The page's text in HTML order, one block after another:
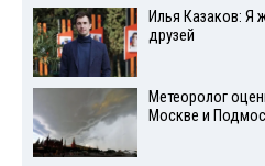
Илья Казаков: Я
друзей
Метеоролог
Москве и